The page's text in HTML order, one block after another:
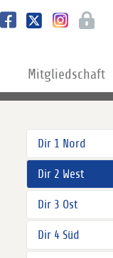
Mitgliedschaft
Dir 1 Nord
Dir 2 West
Dir 3 Ost
Dir 4 Süd